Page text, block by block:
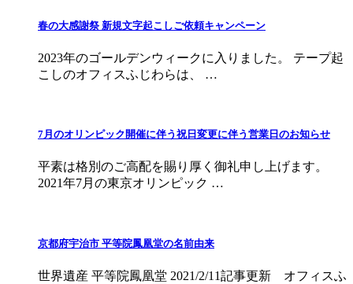
春の大感謝祭 新規文字起こしご依頼キャンペーン
2023年のゴールデンウィークに入りました。 テープ起
こしのオフィスふじわらは、 …
7月のオリンピック開催に伴う祝日変更に伴う営業日のお知らせ
平素は格別のご高配を賜り厚く御礼申し上げます。
2021年7月の東京オリンピック …
京都府宇治市 平等院鳳凰堂の名前由来
世界遺産 平等院鳳凰堂 2021/2/11記事更新 オフィスふ